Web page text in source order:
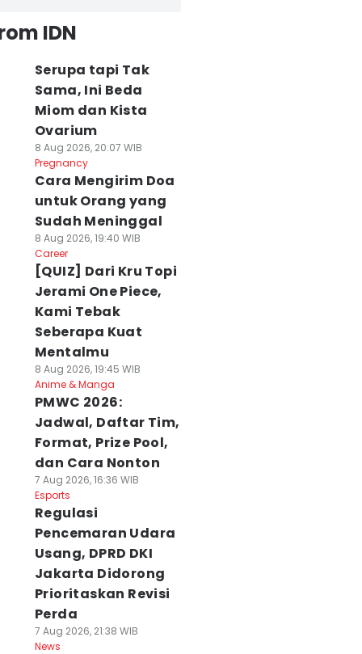
IDN
Serupa tapi Tak
Sama, Ini Beda
Miom dan Kista
Ovarium
8 Aug 2026, 20:07 WIB
Pregnancy
Cara Mengirim Doa
untuk Orang yang
Sudah Meninggal
8 Aug 2026, 19:40 WIB
Career
[QUIZ] Dari Kru Topi
Jerami One Piece,
Kami Tebak
Seberapa Kuat
Mentalmu
8 Aug 2026, 19:45 WIB
Anime & Manga
PMWC 2026:
Jadwal, Daftar Tim,
Format, Prize Pool,
dan Cara Nonton
7 Aug 2026, 16:36 WIB
Esports
Regulasi
Pencemaran Udara
Usang, DPRD DKI
Jakarta Didorong
Prioritaskan Revisi
Perda
7 Aug 2026, 21:38 WIB
News